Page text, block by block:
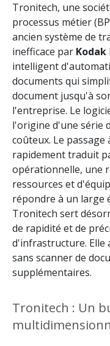
Tronitech, une
processus métier
ancien système de
inefficace par Kodak
intelligent
documents qui
document jusqu'à
l'entreprise. Le
l'origine d'une série
coûteux. Le
rapidement traduit
opérationnelle, une
ressources et
répondre à un large
Tronitech sert
de rapidité et de
d'infrastructure. Elle
sans scanner de
supplémentaires.
Tronitech : Un